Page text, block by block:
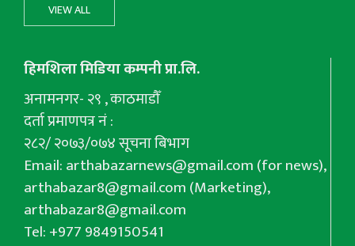
VIEW ALL
हिमशिला मिडिया कम्पनी प्रा.लि.
अनामनगर- २९ , काठमाडौँ
दर्ता प्रमाणपत्र नं :
२८२/ २०७३/०७४ सूचना बिभाग
Email:arthabazarnews@gmail.com(for news),
arthabazar8@gmail.com(Marketing),
arthabazar8@gmail.com
Tel: +977 9849150541